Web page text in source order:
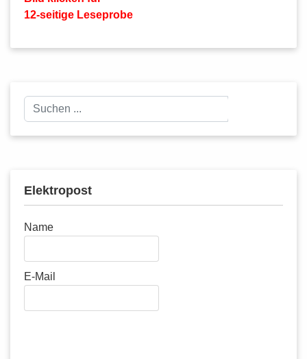
12-seitige Leseprobe
Suchen
...
Elektropost
Name
E-Mail